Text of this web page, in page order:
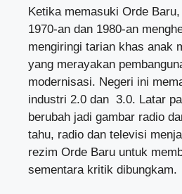
Ketika memasuki Orde
1970-an dan 1980-an
mengiringi tarian khas anak
yang merayakan
modernisasi. Negeri ini
industri 2.0 dan 3.0. Latar
berubah jadi gambar radio
tahu, radio dan televisi
rezim Orde Baru untuk
sementara kritik dibungkam.